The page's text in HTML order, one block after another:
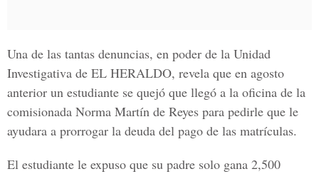
Una de las tantas denuncias, en poder de la Unidad
Investigativa de EL HERALDO, revela que en agosto
anterior un estudiante se quejó que llegó a la oficina de la
comisionada Norma Martín de Reyes para pedirle que le
ayudara a prorrogar la deuda del pago de las matrículas.
El estudiante le expuso que su padre solo gana 2,500